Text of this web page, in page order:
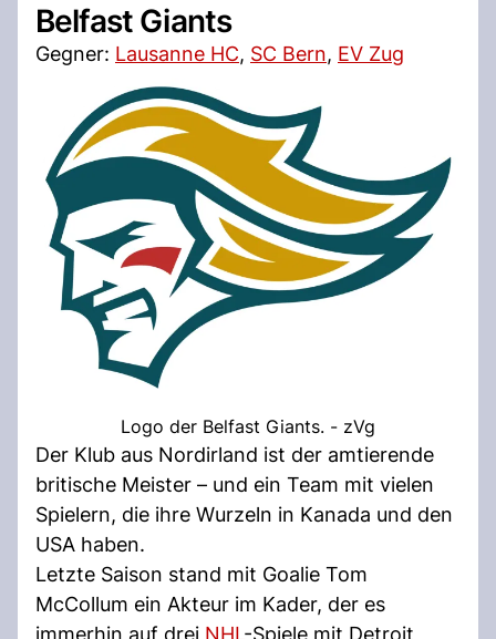
Belfast Giants
Gegner: Lausanne HC, SC Bern, EV Zug
Logo der Belfast Giants. - zVg
Der Klub aus Nordirland ist der amtierende
britische Meister – und ein Team mit vielen
Spielern, die ihre Wurzeln in Kanada und den
USA haben.
Letzte Saison stand mit Goalie Tom
McCollum ein Akteur im Kader, der es
immerhin auf drei NHL-Spiele mit Detroit